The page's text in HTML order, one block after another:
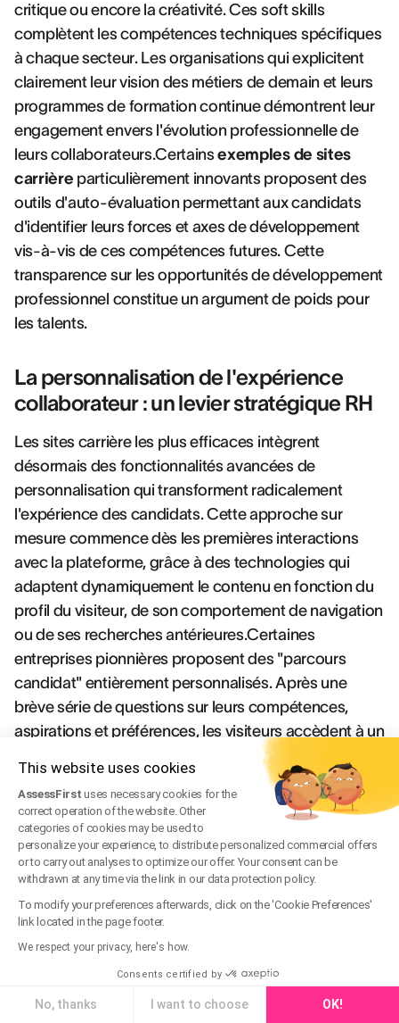
This website uses cookies
AssessFirstuses necessary cookies for the
correct operation of the website. Other
categories of cookies may be used to
personalize your experience, to distribute personalized commercial offers
or to carry out analyses to optimize our offer. Your consent can be
withdrawn at any time via the link in our data protection policy.
To modify your preferences afterwards, click on the 'Cookie Preferences'
link located in the page footer.
We respect your privacy, here's how.
Consents certified by
No, thanks I want to choose OK!
critique ou encore la créativité. Ces soft skills
complètent les compétences techniques spécifiques
à chaque secteur. Les organisations qui explicitent
clairement leur vision des métiers de demain et leurs
programmes de formation continue démontrent leur
engagement envers l'évolution professionnelle de
leurs collaborateurs.Certainsexemples de sites
carrière particulièrement innovants proposent des
outils d'auto-évaluation permettant aux candidats
d'identifier leurs forces et axes de développement
vis-à-vis de ces compétences futures. Cette
transparence sur les opportunités de développement
professionnel constitue un argument de poids pour
les talents.
La personnalisation de l'expérience
collaborateur : un levier stratégique RH
Les sites carrière les plus efficaces intègrent
désormais des fonctionnalités avancées de
personnalisation qui transforment radicalement
l'expérience des candidats. Cette approche sur
mesure commence dès les premières interactions
avec la plateforme, grâce à des technologies qui
adaptent dynamiquement le contenu en fonction du
profil du visiteur, de son comportement de navigation
ou de ses recherches antérieures.Certaines
entreprises pionnières proposent des "parcours
candidat" entièrement personnalisés. Après une
brève série de questions sur leurs compétences,
aspirations et préférences, les visiteurs accèdent à un
sur mesure présentant les
opportunités les plus pertinentes pour leur profil, des
témoignages de collaborateurs occupant des
fonctions similaires, ou encore des contenus
spécifiques à leur domaine d'expertise.Au-delà de
l'expérience de navigation, la personnalisation
s'étend également au processus de candidature lui-
même. Les formulaires intelligents s'adaptent aux
informations déjà fournies, évitant les redondances
fastidieuses. Les communications de suivi sont
calibrées selon l'avancement du candidat dans le